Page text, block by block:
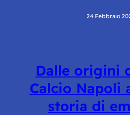
24 Febbraio
Dalle origini
Calcio Napoli
storia di